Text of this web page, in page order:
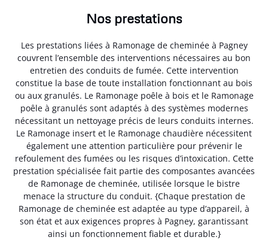
Nos prestations
Les prestations liées à Ramonage de cheminée à Pagney
couvrent l’ensemble des interventions nécessaires au bon
entretien des conduits de fumée. Cette intervention
constitue la base de toute installation fonctionnant au bois
ou aux granulés. Le Ramonage poêle à bois et le Ramonage
poêle à granulés sont adaptés à des systèmes modernes
nécessitant un nettoyage précis de leurs conduits internes.
Le Ramonage insert et le Ramonage chaudière nécessitent
également une attention particulière pour prévenir le
refoulement des fumées ou les risques d’intoxication. Cette
prestation spécialisée fait partie des composantes avancées
de Ramonage de cheminée, utilisée lorsque le bistre
menace la structure du conduit. {Chaque prestation de
Ramonage de cheminée est adaptée au type d’appareil, à
son état et aux exigences propres à Pagney, garantissant
ainsi un fonctionnement fiable et durable.}